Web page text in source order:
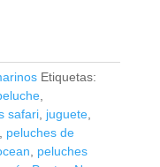
Etiquetas:
,
safari, juguete,
peluches de
, peluches